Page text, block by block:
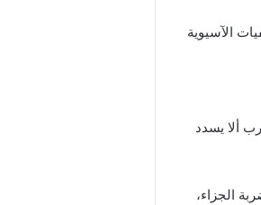
الآسيوية
ألا يسدد
الجزاء،